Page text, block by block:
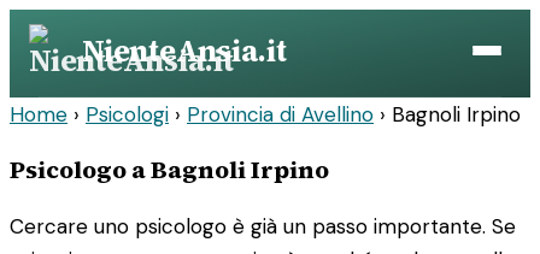
Vai
contenuto
NienteAnsia.it
Home › Psicologi › Provincia di Avellino › Bagnoli Irpino
Psicologo a Bagnoli Irpino
Cercare uno psicologo è già un passo importante. Se